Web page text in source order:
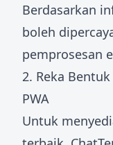
Berdasarkan
boleh
pemprosesan
2. Reka
PWA
Untuk